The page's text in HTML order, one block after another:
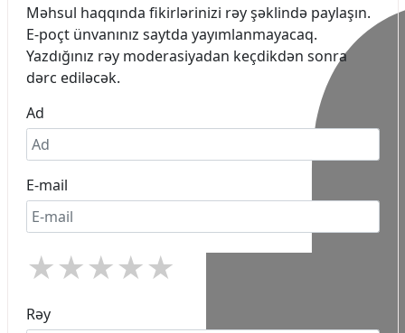
Məhsul haqqında fikirlərinizi rəy şəklində paylaşın.
E-poçt ünvanınız saytda yayımlanmayacaq.
Yazdığınız rəy moderasiyadan keçdikdən sonra
dərc ediləcək.
Ad
E-mail
★
★
★
★
★
Rəy